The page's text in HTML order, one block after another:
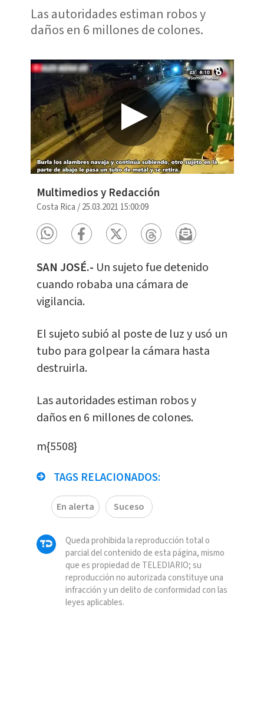
Las autoridades estiman robos y
daños en 6 millones de colones.
Multimedios y Redacción
Costa Rica /25.03.2021 15:00:09
SAN JOSÉ.- Un sujeto fue detenido
cuando robaba una cámara de
vigilancia.
El sujeto subió al poste de luz y usó un
tubo para golpear la cámara hasta
destruirla.
Las autoridades estiman robos y
daños en 6 millones de colones.
m{5508}
TAGS RELACIONADOS:
En alerta Suceso
Queda prohibida la reproducción total o
parcial del contenido de esta página, mismo
que es propiedad de TELEDIARIO; su
reproducción no autorizada constituye una
infracción y un delito de conformidad con las
leyes aplicables.